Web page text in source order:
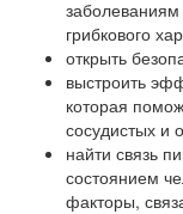
заболеваниям
грибкового
открыть
выстроить
которая
сосудистых и
найти связь
состоянием
факторы,